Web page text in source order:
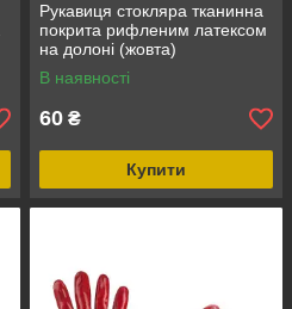
Рукавиця стокляра тканинна
покрита рифленим латексом
на долоні (жовта)
INTERTOOL SP-0002
В наявності
60 ₴
Купити